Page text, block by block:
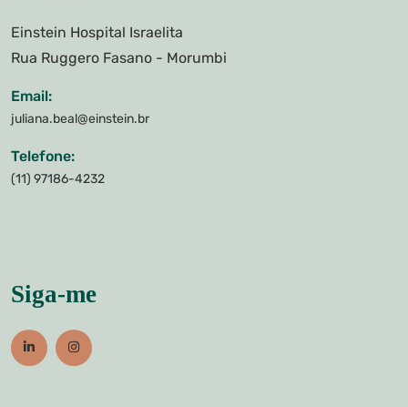
Einstein Hospital Israelita
Rua Ruggero Fasano - Morumbi
Email:
juliana.beal@einstein.br
Telefone:
(11) 97186-4232
Siga-me